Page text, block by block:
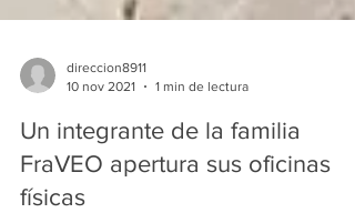
Un integrante de la familia
FraVEO apertura sus oficinas